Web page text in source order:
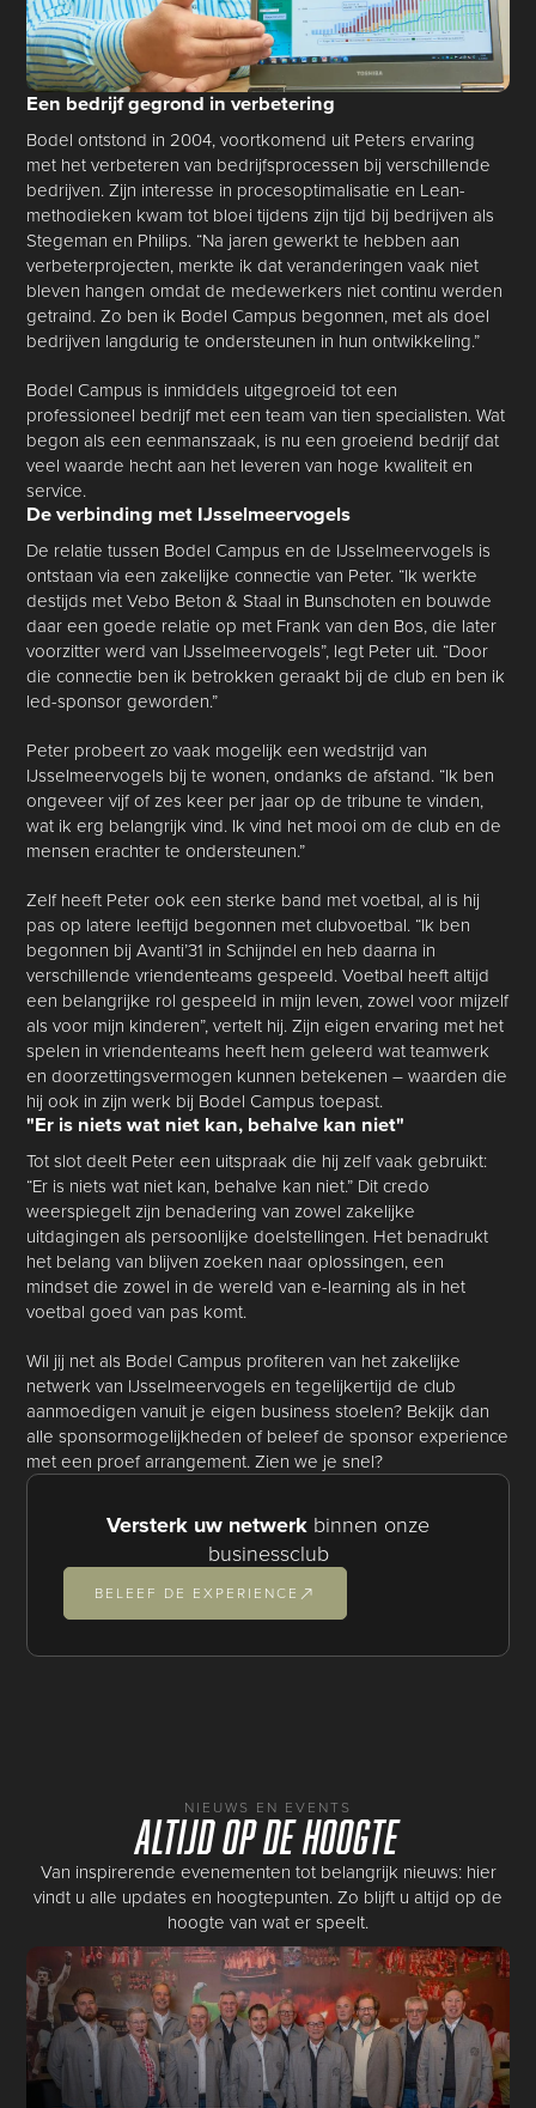
Een bedrijf gegrond in verbetering
Bodel ontstond in 2004, voortkomend uit Peters ervaring
met het verbeteren van bedrijfsprocessen bij verschillende
bedrijven. Zijn interesse in procesoptimalisatie en Lean-
methodieken kwam tot bloei tijdens zijn tijd bij bedrijven als
Stegeman en Philips. “Na jaren gewerkt te hebben aan
verbeterprojecten, merkte ik dat veranderingen vaak niet
bleven hangen omdat de medewerkers niet continu werden
getraind. Zo ben ik Bodel Campus begonnen, met als doel
bedrijven langdurig te ondersteunen in hun ontwikkeling.”
Bodel Campus is inmiddels uitgegroeid tot een
professioneel bedrijf met een team van tien specialisten. Wat
begon als een eenmanszaak, is nu een groeiend bedrijf dat
veel waarde hecht aan het leveren van hoge kwaliteit en
service.
De verbinding met IJsselmeervogels
De relatie tussen Bodel Campus en de IJsselmeervogels is
ontstaan via een zakelijke connectie van Peter. “Ik werkte
destijds met Vebo Beton & Staal in Bunschoten en bouwde
daar een goede relatie op met Frank van den Bos, die later
voorzitter werd van IJsselmeervogels”, legt Peter uit. “Door
die connectie ben ik betrokken geraakt bij de club en ben ik
led-sponsor geworden.”
Peter probeert zo vaak mogelijk een wedstrijd van
IJsselmeervogels bij te wonen, ondanks de afstand. “Ik ben
ongeveer vijf of zes keer per jaar op de tribune te vinden,
wat ik erg belangrijk vind. Ik vind het mooi om de club en de
mensen erachter te ondersteunen.”
Zelf heeft Peter ook een sterke band met voetbal, al is hij
pas op latere leeftijd begonnen met clubvoetbal. “Ik ben
begonnen bij Avanti’31 in Schijndel en heb daarna in
verschillende vriendenteams gespeeld. Voetbal heeft altijd
een belangrijke rol gespeeld in mijn leven, zowel voor mijzelf
als voor mijn kinderen”, vertelt hij. Zijn eigen ervaring met het
spelen in vriendenteams heeft hem geleerd wat teamwerk
en doorzettingsvermogen kunnen betekenen – waarden die
hij ook in zijn werk bij Bodel Campus toepast.
"Er is niets wat niet kan, behalve kan niet"
Tot slot deelt Peter een uitspraak die hij zelf vaak gebruikt:
“Er is niets wat niet kan, behalve kan niet.” Dit credo
weerspiegelt zijn benadering van zowel zakelijke
uitdagingen als persoonlijke doelstellingen. Het benadrukt
het belang van blijven zoeken naar oplossingen, een
mindset die zowel in de wereld van e-learning als in het
voetbal goed van pas komt.
Wil jij net als Bodel Campus profiteren van het zakelijke
netwerk van IJsselmeervogels en tegelijkertijd de club
aanmoedigen vanuit je eigen business stoelen? Bekijk dan
alle sponsormogelijkheden of beleef de sponsor experience
met een proef arrangement. Zien we je snel?
Versterk uw netwerk binnen onze
businessclub
BELEEF DE EXPERIENCE
NIEUWS EN EVENTS
Altijd op de hoogte
Van inspirerende evenementen tot belangrijk nieuws: hier
vindt u alle updates en hoogtepunten. Zo blijft u altijd op de
hoogte van wat er speelt.